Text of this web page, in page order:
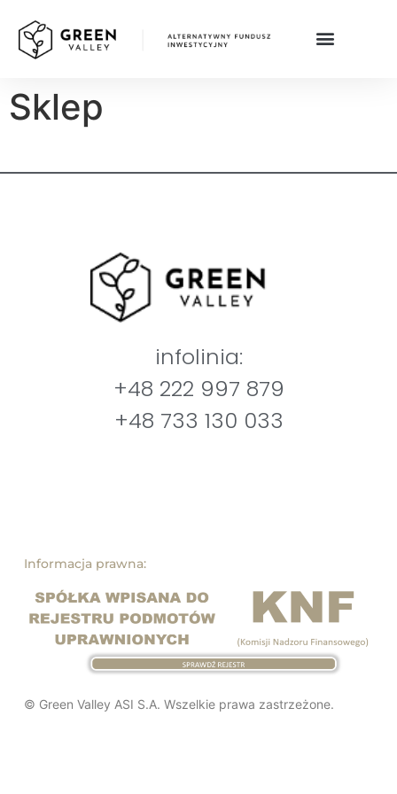
Sklep
infolinia:
+48 222 997 879
+48 733 130 033
Informacja prawna:
© Green Valley ASI S.A. Wszelkie prawa zastrzeżone.